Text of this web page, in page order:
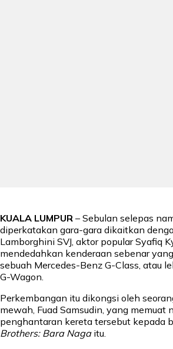
KUALA LUMPUR – Sebulan selepas
diperkatakan gara-gara dikaitkan
Lamborghini SVJ, aktor popular Syafiq
mendedahkan kenderaan sebenar
sebuah Mercedes-Benz G-Class, atau
G-Wagon.
Perkembangan itu dikongsi oleh
mewah, Fuad Samsudin, yang memuat
penghantaran kereta tersebut kepada
Brothers: Bara Nagaitu.